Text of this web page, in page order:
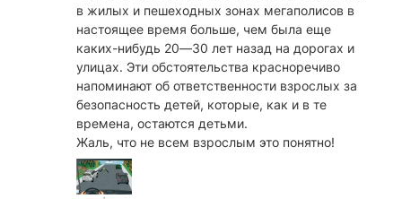
в жилых и пешеходных зонах мегаполисов в
настоящее время больше, чем была еще
каких-нибудь 20—30 лет назад на дорогах и
улицах. Эти обстоятельства красноречиво
напоминают об ответственности взрослых за
безопасность детей, которые, как и в те
времена, остаются детьми.
Жаль, что не всем взрослым это понятно!